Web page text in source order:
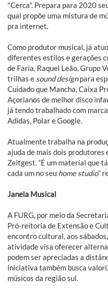
"Cerca". Prepara para 2020
qual propõe uma mistura de
pra internet.
Como produtor musical, já
diferentes estilos e gerações
de Faria, Raquel Leão, Grupo
trilhas e sound designpara
Cuidado que Mancha, Caixa
Açorianos de melhor disco
já tendo trabalhado com
Adidas, Polar e Google.
Atualmente trabalha na
ajuda de mais dois produtores
Zeitgest. “É um material que
cada um no seu home studio”
Janela Musical
A FURG, por meio da
Pró-reitoria de Extensão e
encontro cultural, aos
atividade visa oferecer
podem ser apreciadas a
iniciativa também busca
músicos da região sul.